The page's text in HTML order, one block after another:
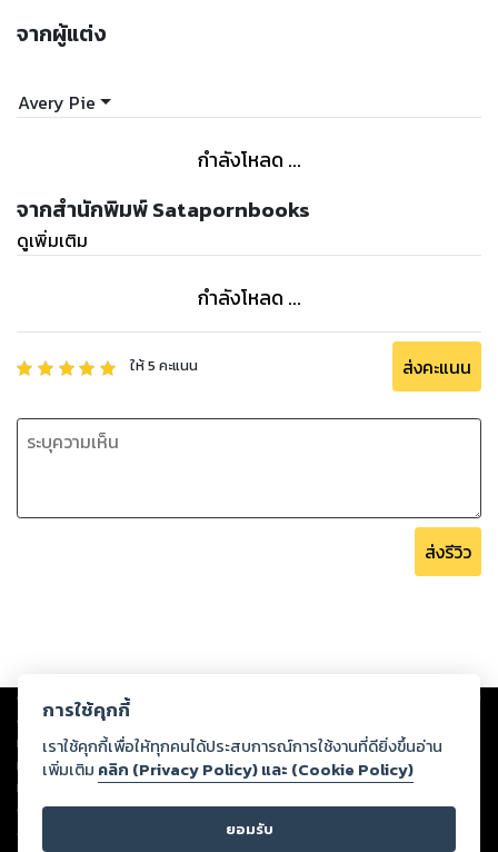
━━━━━━━━━━━━━━
“หากเปรียบความรู้สึกรักเป็นดั่งเม็ดทรายที่ไม่อาจนับ ความเจ็บช้ำ
ทราย”
จากผู้แต่ง
Avery Pie
กำลังโหลด ...
จากสำนักพิมพ์ Satapornbooks
ดูเพิ่มเติม
กำลังโหลด ...
ให้5 คะแนน ส่งคะแนน
ส่งรีวิว
Copyright © 2026
ต่อผลงานหรือเนื้อหาใดที่อัปโหลดผ่านเว็บไซต์และปรากฏว่าละเมิดสิทธิใน
ทรัพย์สินทางปัญญาของบุคคลอื่นหรือขัดต่อกฎหมายและศีลธรรม ดังนั้น ผู้อ่าน
ทุกท่านโปรดใช้วิจารณญาณในการกลั่นกรองด้วยตนเอง และหากท่านพบว่าส่วน
หนึ่งส่วนใดขัดต่อกฎหมายและศีลธรรม กรุณาแจ้งมายังบริษัท เพื่อทีมงานจะได้
ดำเนินการในทันที ทั้งนี้ ทางสตอรี่ล็อกขอสงวนลิขสิทธิ์ตามพระราชบัญญัติ
ลิขสิทธิ์ พ.ศ. 2537 (ฉบับล่าสุด)
การใช้คุกกี้
เราใช้คุกกี้เพื่อให้ทุกคนได้ประสบการณ์การใช้งานที่ดียิ่งขึ้นอ่าน
เพิ่มเติม คลิก (Privacy Policy) และ (Cookie Policy)
ยอมรับ